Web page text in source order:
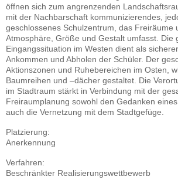
öffnen sich zum angrenzenden
mit der Nachbarschaft kommunizierendes,
geschlossenes Schulzentrum, das Freiräume
Atmosphäre, Größe und Gestalt umfasst. Die
Eingangssituation im Westen dient als
Ankommen und Abholen der Schüler. Der
Aktionszonen und Ruhebereichen im Osten,
Baumreihen und –dächer gestaltet. Die
im Stadtraum stärkt in Verbindung mit der
Freiraumplanung sowohl den Gedanken
auch die Vernetzung mit dem Stadtgefüge.
Platzierung:
Anerkennung
Verfahren:
Beschränkter Realisierungswettbewerb